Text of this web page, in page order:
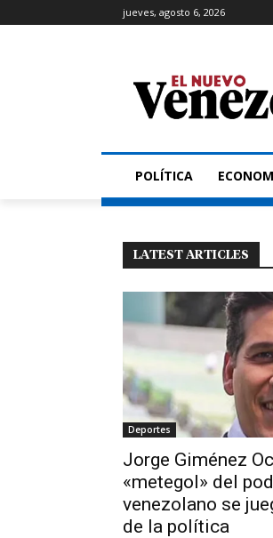
jueves, agosto 6, 2026
POLÍTICA
LATEST ARTICLES
Deportes
Jorge Giménez
«metegol» del
venezolano se
de la política